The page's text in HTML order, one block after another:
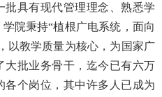
具有现代管理理念、熟悉学
学院秉持“植根广电系统，面向
以教学质量为核心，为国家广
大批业务骨干，迄今已有六万
各个岗位，其中许多人已成为